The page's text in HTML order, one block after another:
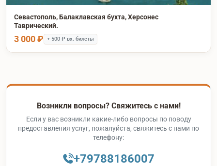
Севастополь, Балаклавская бухта, Херсонес
Таврический.
3 000 ₽ + 500 ₽ вх. билеты
Возникли вопросы? Свяжитесь с нами!
Если у вас возникли какие-либо вопросы по поводу
предоставления услуг, пожалуйста, свяжитесь с нами по
телефону:
+79788186007